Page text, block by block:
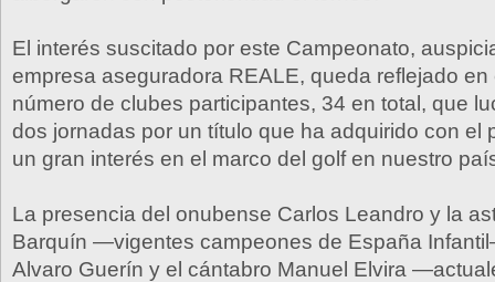
El interés suscitado por este Campeonato,
empresa aseguradora REALE, queda reflejado en
número de clubes participantes, 34 en total, que
dos jornadas por un título que ha adquirido con el
un gran interés en el marco del golf en nuestro
La presencia del onubense Carlos Leandro y la
Barquín —vigentes campeones de España
Alvaro Guerín y el cántabro Manuel Elvira